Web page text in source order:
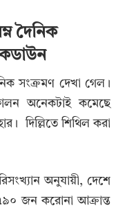
দৈনিক
সংক্রমণ দেখা গেল।
অনেকটাই কমেছে
দিল্লিতে শিথিল করা
অনুযায়ী, দেশে
জন করোনা আক্রান্ত